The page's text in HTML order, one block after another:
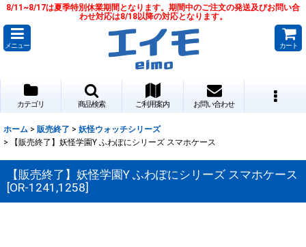
8/11~8/17は夏季特別休業期間となります。期間中のご注文の発送及びお問い合
わせ対応は8/18以降の対応となります。
メニュー カート
カテゴリ 商品検索 ご利用案内 お問い合わせ
ホーム > 販売終了 > 妖怪ウォッチシリーズ
>
【販売終了】妖怪学園Y ふわぽにシリーズ スマホケース
【販売終了】妖怪学園Y ふわぽにシリーズ スマホケース
[OR-1241,1258]